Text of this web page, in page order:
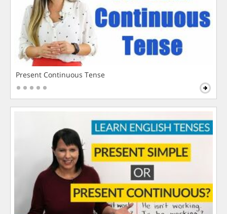
Present Continuous Tense